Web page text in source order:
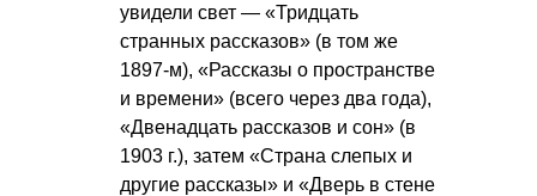
увидели свет — «Тридцать
странных рассказов» (в том же
1897-м), «Рассказы о пространстве
и времени» (всего через два года),
«Двенадцать рассказов и сон» (в
1903 г.), затем «Страна слепых и
другие рассказы» и «Дверь в стене